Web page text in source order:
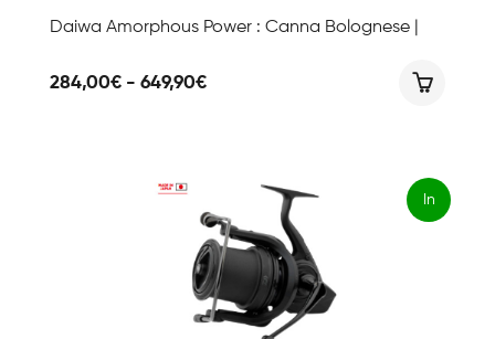
Daiwa Amorphous Power : Canna Bolognese |
284,00€ - 649,90€Fascia
649,90€
In